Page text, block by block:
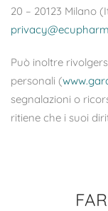
20 – 20123 Milano
Può inoltre
personali (
segnalazioni o
ritiene che i suoi